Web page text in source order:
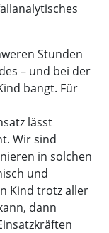
Stunden
– und bei der
bangt. Für
lässt
Wir sind
in solchen
und
Kind trotz aller
dann